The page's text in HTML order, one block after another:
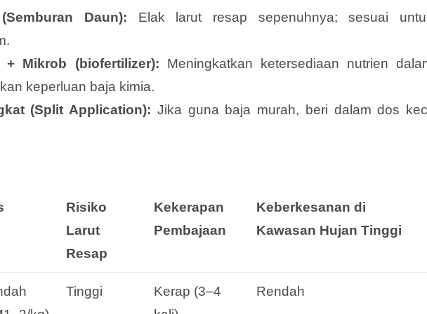
Daun): Elak larut resap sepenuhnya; sesuai
Mikrob (biofertilizer): Meningkatkan ketersediaan nutrien
keperluan baja kimia.
(Split Application): Jika guna baja murah, beri dalam dos
Risiko
Larut
Resap
Kekerapan
Pembajaan
Keberkesanan di
Kawasan Hujan Tinggi
Tinggi
Kerap (3–4
Rendah